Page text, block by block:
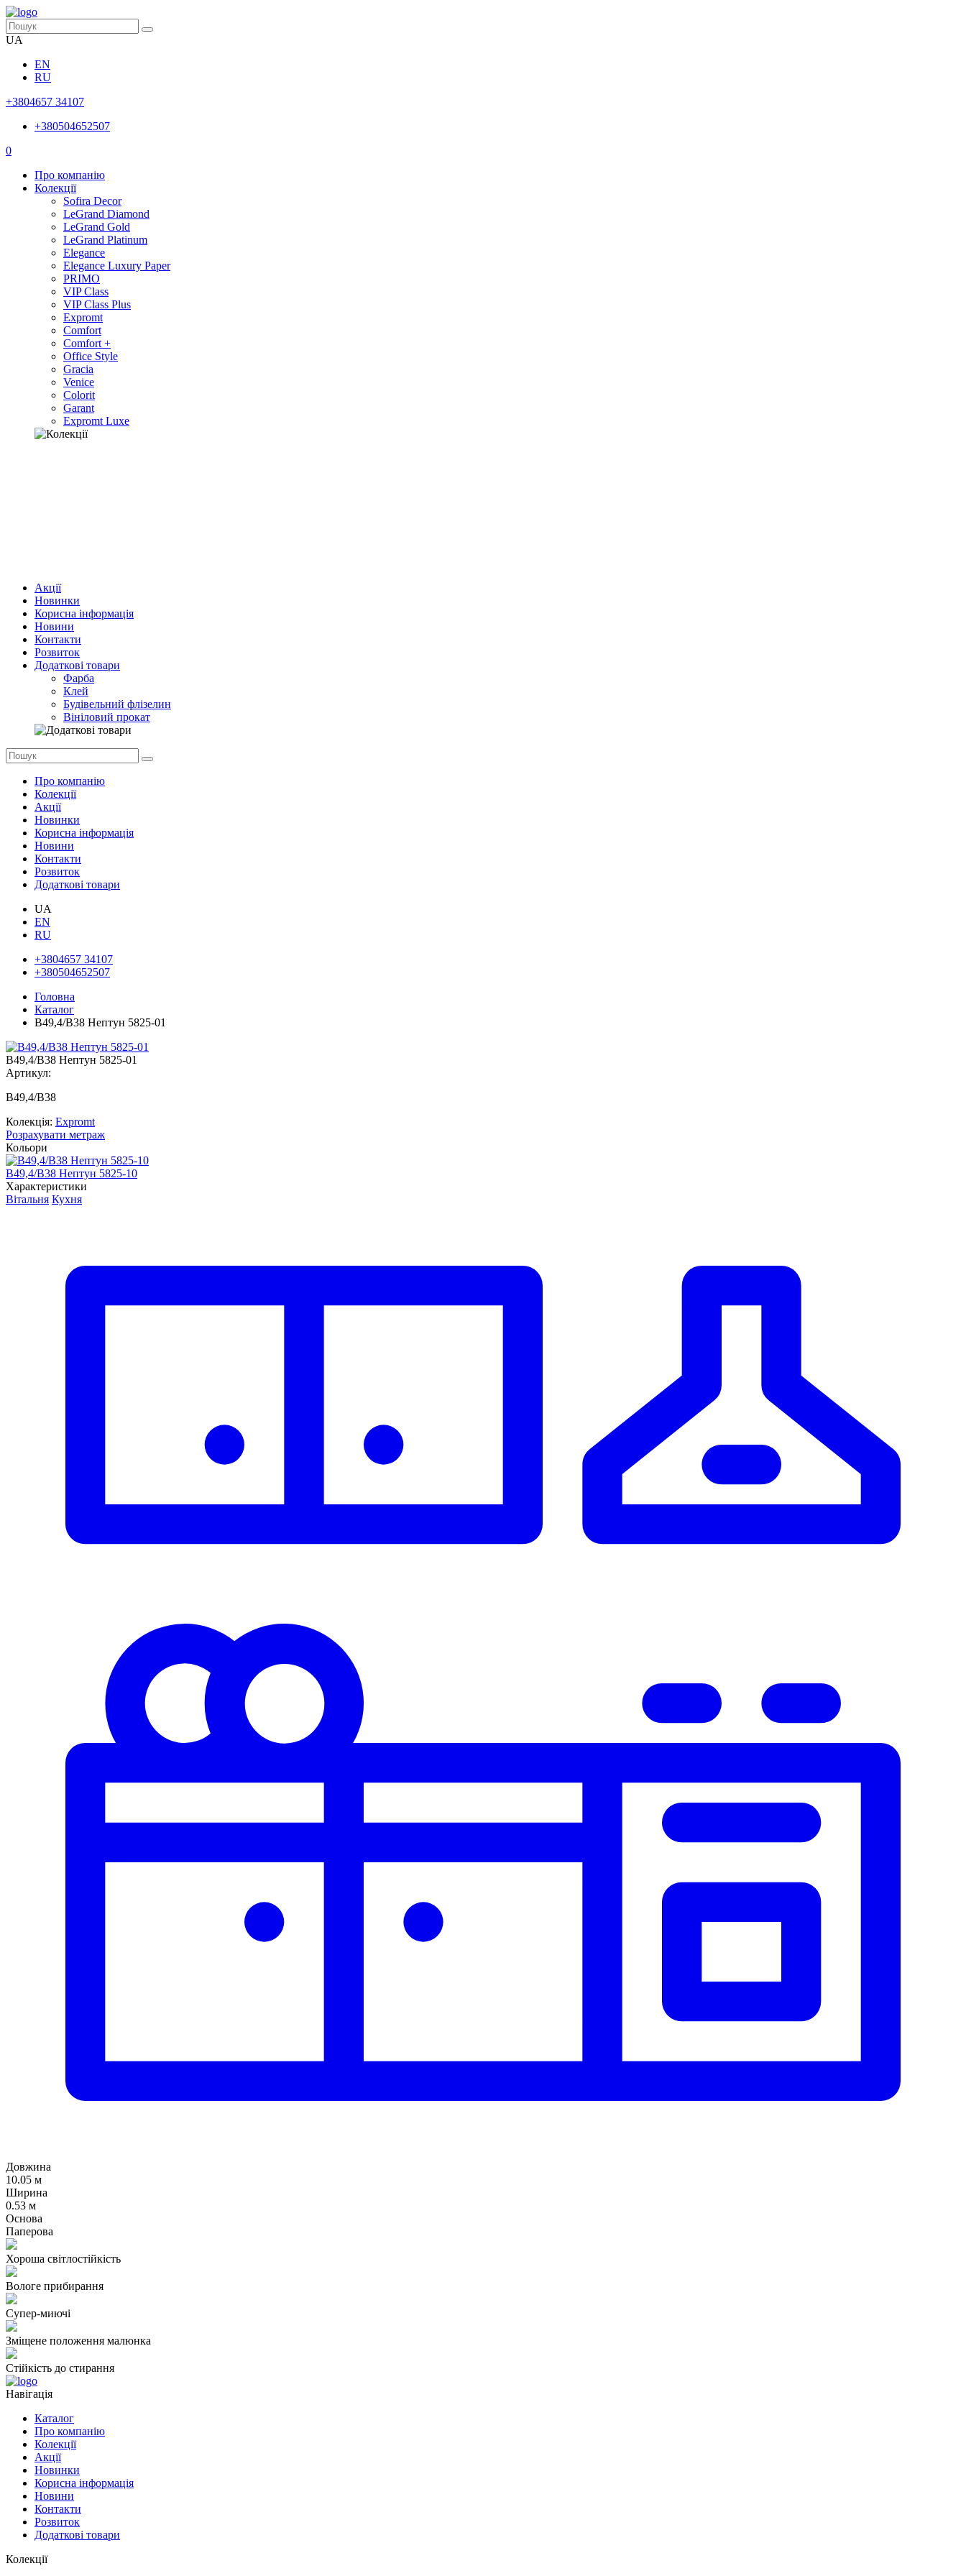
UA
EN
RU
+3804657 34107
+380504652507
0
Про компанію
Колекції
Sofira Decor
LeGrand Diamond
LeGrand Gold
LeGrand Platinum
Elegance
Elegance Luxury Paper
PRIMO
VIP Class
VIP Class Plus
Expromt
Comfort
Comfort +
Office Style
Gracia
Venice
Colorit
Garant
Expromt Luxe
Акції
Новинки
Корисна інформація
Новини
Контакти
Розвиток
Додаткові товари
Фарба
Клей
Будівельний флізелин
Вініловий прокат
Про компанію
Колекції
Акції
Новинки
Корисна інформація
Новини
Контакти
Розвиток
Додаткові товари
UA
EN
RU
+3804657 34107
+380504652507
Головна
Каталог
B49,4/B38 Нептун 5825-01
B49,4/B38 Нептун 5825-01
Артикул:
B49,4/B38
Колекція: Expromt
Розрахувати метраж
Кольори
B49,4/B38 Нептун 5825-10
Характеристики
Вітальня Кухня
Довжина
10.05 м
Ширина
0.53 м
Основа
Паперова
Хороша світлостійкість
Вологе прибирання
Супер-миючі
Зміщене положення малюнка
Стійкість до стирання
Навігація
Каталог
Про компанію
Колекції
Акції
Новинки
Корисна інформація
Новини
Контакти
Розвиток
Додаткові товари
Колекції